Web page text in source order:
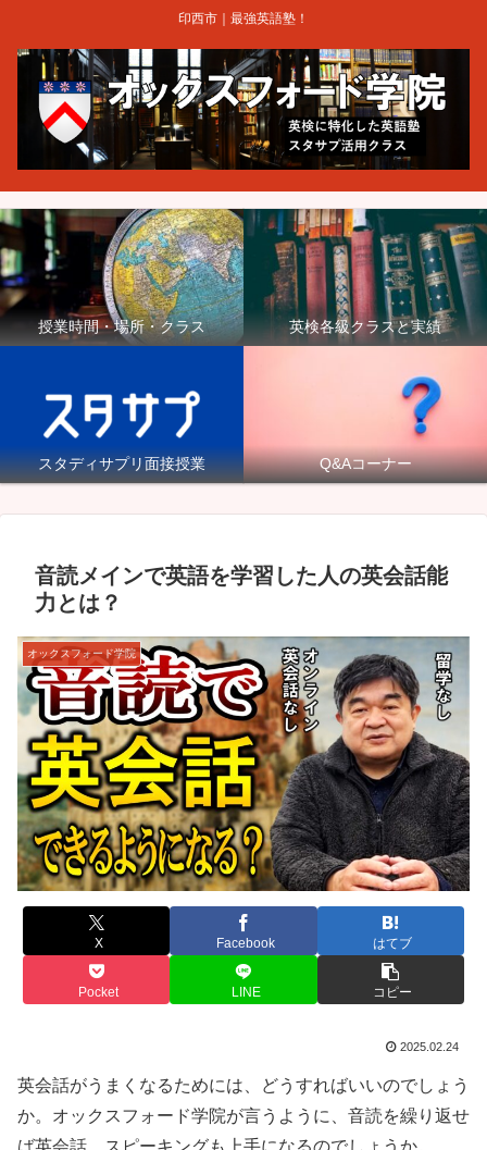
印西市｜最強英語塾！
授業時間・場所・クラス 英検各級クラスと実績
スタディサプリ面接授業 Q&Aコーナー
音読メインで英語を学習した人の英会話能
力とは？
オックスフォード学院
X Facebook はてブ
Pocket LINE コピー
2025.02.24
英会話がうまくなるためには、どうすればいいのでしょう
か。オックスフォード学院が言うように、音読を繰り返せ